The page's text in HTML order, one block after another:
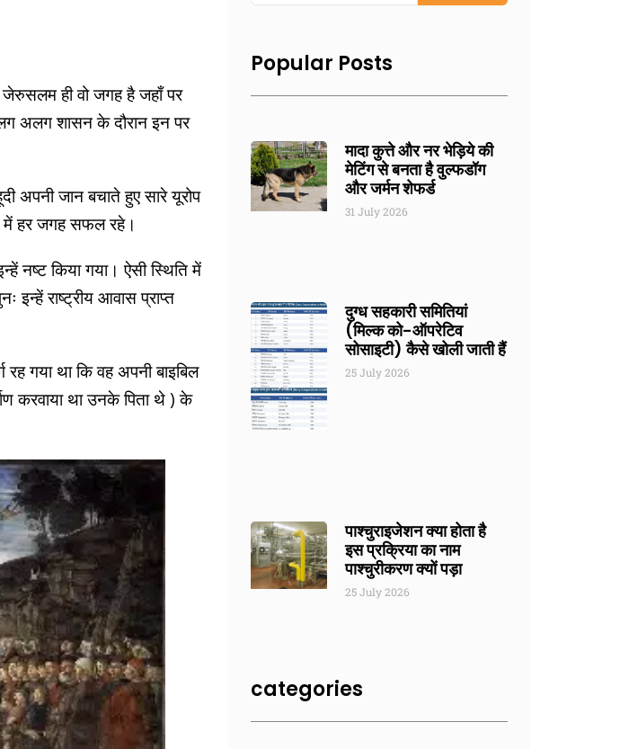
ही वो जगह है जहाँ पर
अलग शासन के दौरान इन पर
जान बचाते हुए सारे यूरोप
में हर जगह सफल रहे।
नष्ट किया गया। ऐसी स्थिति में
राष्ट्रीय आवास प्राप्त
गया था कि वह अपनी बाइबिल
करवाया था उनके पिता थे ) के
Popular Posts
मादा कुत्ते और नर भेड़िये की
मेटिंग से बनता है वुल्फडॉग
और जर्मन शेफर्ड
31 July 2026
दुग्ध सहकारी समितियां
(मिल्क को-ऑपरेटिव
सोसाइटी) कैसे खोली जाती हैं
25 July 2026
पाश्चुराइजेशन क्या होता है
इस प्रक्रिया का नाम
पाश्चुरीकरण क्यों पड़ा
25 July 2026
categories